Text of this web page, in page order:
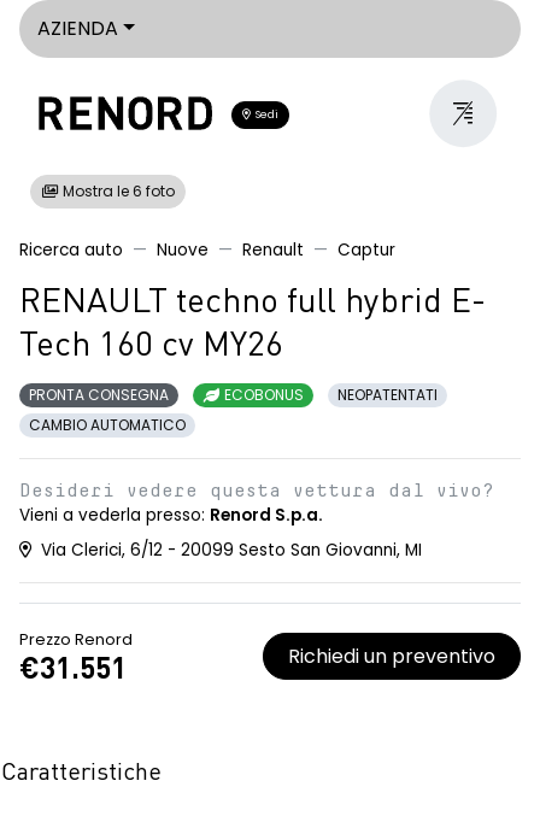
AZIENDA
Sedi
Mostra le 6 foto
Ricerca auto Nuove Renault Captur
RENAULT techno full hybrid E-
Tech 160 cv MY26
PRONTA CONSEGNA ECOBONUS
NEOPATENTATI
CAMBIO AUTOMATICO
Desideri vedere questa vettura dal vivo?
Vieni a vederla presso: Renord S.p.a.
Via Clerici, 6/12 - 20099 Sesto San Giovanni, MI
Prezzo Renord
€31.551 Richiedi un preventivo
Caratteristiche